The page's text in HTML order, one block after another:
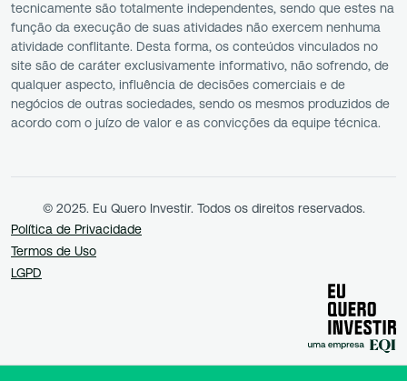
tecnicamente são totalmente independentes, sendo que estes na
função da execução de suas atividades não exercem nenhuma
atividade conflitante. Desta forma, os conteúdos vinculados no
site são de caráter exclusivamente informativo, não sofrendo, de
qualquer aspecto, influência de decisões comerciais e de
negócios de outras sociedades, sendo os mesmos produzidos de
acordo com o juízo de valor e as convicções da equipe técnica.
© 2025. Eu Quero Investir. Todos os direitos reservados.
Política de Privacidade
Termos de Uso
LGPD